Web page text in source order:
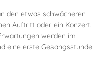
den etwas schwächeren
Auftritt oder ein Konzert.
werden im
eine erste Gesangsstunde